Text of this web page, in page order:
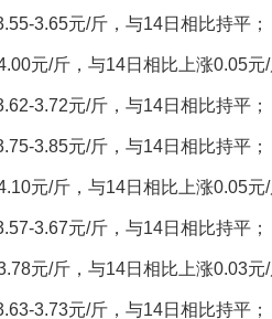
3.65元/斤，与14日相比持平；
元/斤，与14日相比上涨0.05元/
3.72元/斤，与14日相比持平；
3.85元/斤，与14日相比持平；
元/斤，与14日相比上涨0.05元/
3.67元/斤，与14日相比持平；
元/斤，与14日相比上涨0.03元/
3.73元/斤，与14日相比持平；